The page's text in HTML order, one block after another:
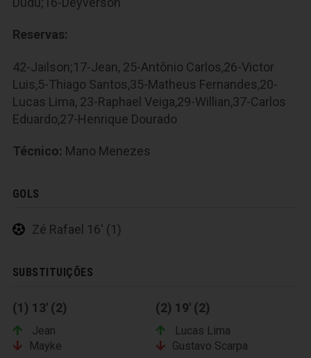
Reservas:
42-Jailson;17-Jean, 25-Antônio Carlos,26-Victor
Luis,5-Thiago Santos,35-Matheus Fernandes,20-
Lucas Lima, 23-Raphael Veiga,29-Willian,37-Carlos
Eduardo,27-Henrique Dourado
Técnico: Mano Menezes
GOLS
Zé Rafael 16' (1)
SUBSTITUIÇÕES
(1) 13' (2)
Jean
Mayke
(2) 19' (2)
Lucas Lima
Gustavo Scarpa